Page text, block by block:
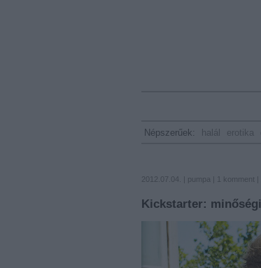
Népszerűek: halál erotika
2012.07.04. | pumpa | komment |
Kickstarter: